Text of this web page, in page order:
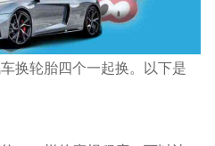
换轮胎四个一起换。以下是